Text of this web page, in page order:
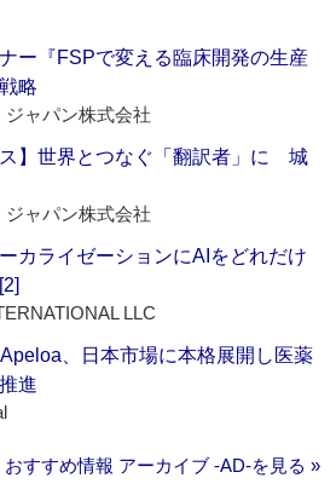
ー『FSPで変える臨床開発の生産
略
ャパン株式会社
ス】世界とつなぐ「翻訳者」に 城
ャパン株式会社
カライゼーションにAIをどれだけ
LLC
、日本市場に本格展開し医薬
進
おすすめ情報 アーカイブ ‐AD‐を見る »